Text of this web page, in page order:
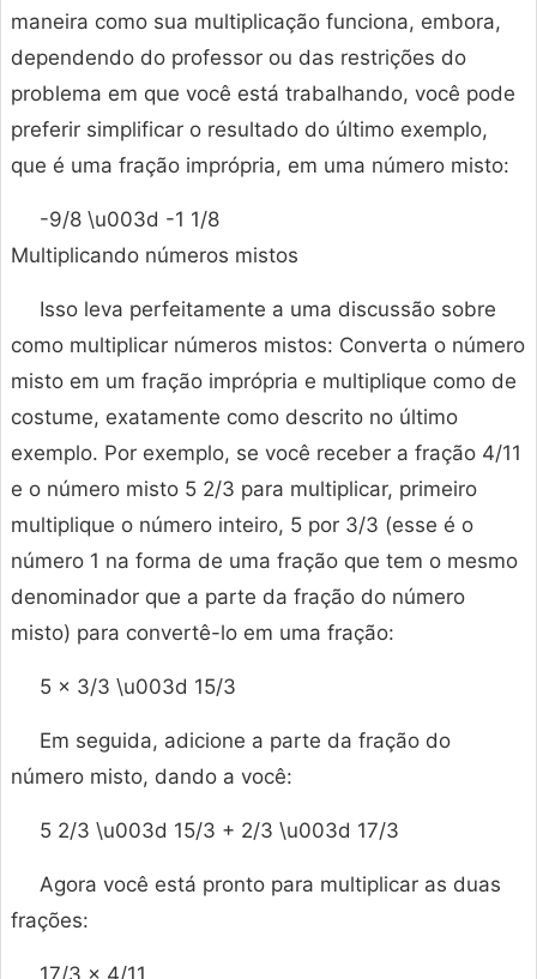
maneira como sua multiplicação funciona, embora,
dependendo do professor ou das restrições do
problema em que você está trabalhando, você pode
preferir simplificar o resultado do último exemplo,
que é uma fração imprópria, em uma número misto:
-9/8 \u003d -1 1/8
Multiplicando números mistos
Isso leva perfeitamente a uma discussão sobre
como multiplicar números mistos: Converta o número
misto em um fração imprópria e multiplique como de
costume, exatamente como descrito no último
exemplo. Por exemplo, se você receber a fração 4/11
e o número misto 5 2/3 para multiplicar, primeiro
multiplique o número inteiro, 5 por 3/3 (esse é o
número 1 na forma de uma fração que tem o mesmo
denominador que a parte da fração do número
misto) para convertê-lo em uma fração:
5 × 3/3 \u003d 15/3
Em seguida, adicione a parte da fração do
número misto, dando a você:
5 2/3 \u003d 15/3 + 2/3 \u003d 17/3
Agora você está pronto para multiplicar as duas
frações: